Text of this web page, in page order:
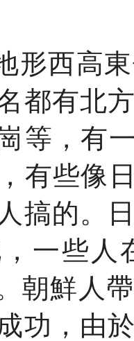
形西高
都有北
等，有
有些像
搞的。
一些人
朝鮮人
功，由